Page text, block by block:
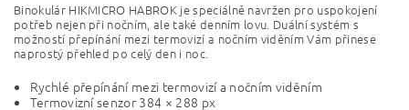
Binokulár HIKMICRO HABROK je speciálně navržen pro uspokojení
potřeb nejen při nočním, ale také denním lovu. Duální systém s
možností přepínání mezi termovizí a nočním viděním Vám přinese
naprostý přehled po celý den i noc.
Rychlé přepínání mezi termovizí a nočním viděním
Termovizní senzor 384 × 288 px